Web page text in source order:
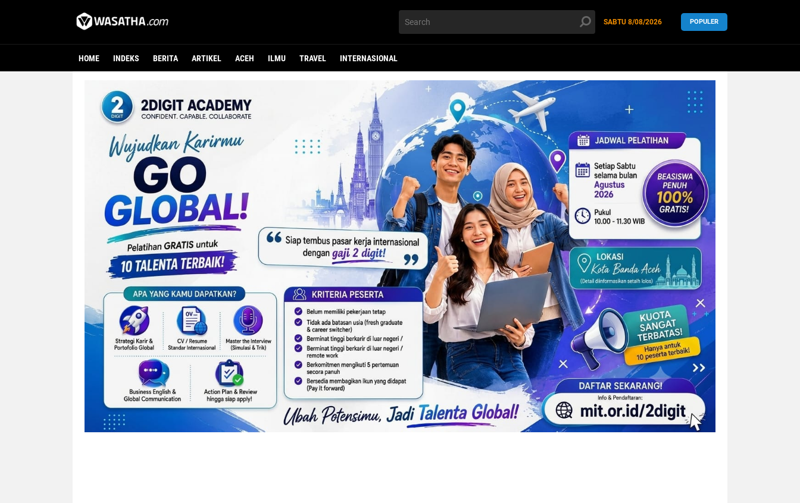
SABTU 8/08/2026 POPULER
HOME INDEKS BERITA ARTIKEL ACEH ILMU TRAVEL INTERNASIONAL